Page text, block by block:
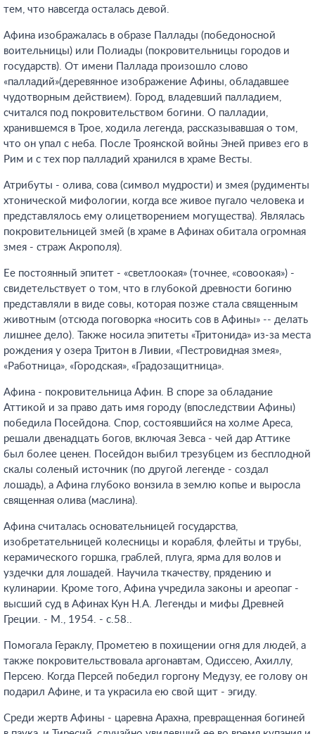
тем, что навсегда осталась девой.
Афина изображалась в образе Паллады (победоносной
воительницы) или Полиады (покровительницы городов и
государств). От имени Паллада произошло слово
«палладий»(деревянное изображение Афины, обладавшее
чудотворным действием). Город, владевший палладием,
считался под покровительством богини. О палладии,
хранившемся в Трое, ходила легенда, рассказывавшая о том,
что он упал с неба. После Троянской войны Эней привез его в
Рим и с тех пор палладий хранился в храме Весты.
Атрибуты - олива, сова (символ мудрости) и змея (рудименты
хтонической мифологии, когда все живое пугало человека и
представлялось ему олицетворением могущества). Являлась
покровительницей змей (в храме в Афинах обитала огромная
змея - страж Акрополя).
Ее постоянный эпитет - «светлоокая» (точнее, «совоокая») -
свидетельствует о том, что в глубокой древности богиню
представляли в виде совы, которая позже стала священным
животным (отсюда поговорка «носить сов в Афины» -- делать
лишнее дело). Также носила эпитеты «Тритонида» из-за места
рождения у озера Тритон в Ливии, «Пестровидная змея»,
«Работница», «Городская», «Градозащитница».
Афина - покровительница Афин. В споре за обладание
Аттикой и за право дать имя городу (впоследствии Афины)
победила Посейдона. Спор, состоявшийся на холме Ареса,
решали двенадцать богов, включая Зевса - чей дар Аттике
был более ценен. Посейдон выбил трезубцем из бесплодной
скалы соленый источник (по другой легенде - создал
лошадь), а Афина глубоко вонзила в землю копье и выросла
священная олива (маслина).
Афина считалась основательницей государства,
изобретательницей колесницы и корабля, флейты и трубы,
керамического горшка, граблей, плуга, ярма для волов и
уздечки для лошадей. Научила ткачеству, прядению и
кулинарии. Кроме того, Афина учредила законы и ареопаг -
высший суд в Афинах Кун Н.А. Легенды и мифы Древней
Греции. - М., 1954. - с.58..
Помогала Гераклу, Прометею в похищении огня для людей, а
также покровительствовала аргонавтам, Одиссею, Ахиллу,
Персею. Когда Персей победил горгону Медузу, ее голову он
подарил Афине, и та украсила ею свой щит - эгиду.
Среди жертв Афины - царевна Арахна, превращенная богиней